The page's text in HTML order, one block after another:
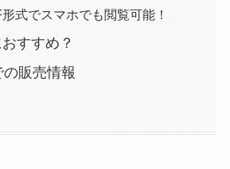
式でスマホでも閲覧可能！
すすめ？
販売情報